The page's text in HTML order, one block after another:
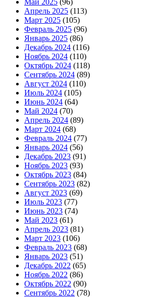
Май 2025 (96)
Апрель 2025 (113)
Март 2025 (105)
Февраль 2025 (96)
Январь 2025 (86)
Декабрь 2024 (116)
Ноябрь 2024 (110)
Октябрь 2024 (118)
Сентябрь 2024 (89)
Август 2024 (110)
Июль 2024 (105)
Июнь 2024 (64)
Май 2024 (70)
Апрель 2024 (89)
Март 2024 (68)
Февраль 2024 (77)
Январь 2024 (56)
Декабрь 2023 (91)
Ноябрь 2023 (93)
Октябрь 2023 (84)
Сентябрь 2023 (82)
Август 2023 (69)
Июль 2023 (77)
Июнь 2023 (74)
Май 2023 (61)
Апрель 2023 (81)
Март 2023 (106)
Февраль 2023 (68)
Январь 2023 (51)
Декабрь 2022 (65)
Ноябрь 2022 (86)
Октябрь 2022 (90)
Сентябрь 2022 (78)